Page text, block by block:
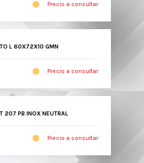
Precio a consultar
L 60X72X10 GMN
Precio a consultar
207 PB INOX NEUTRAL
Precio a consultar